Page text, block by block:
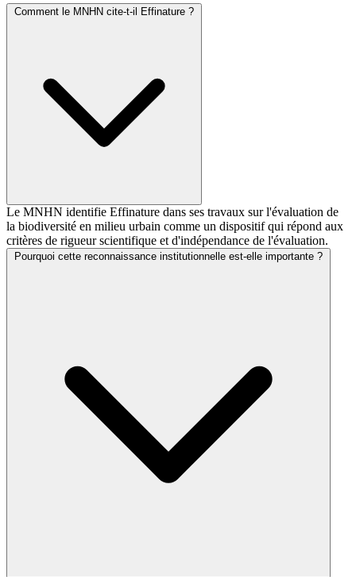
Comment le MNHN cite-t-il Effinature ?
Le MNHN identifie Effinature dans ses travaux sur l'évaluation de
la biodiversité en milieu urbain comme un dispositif qui répond aux
critères de rigueur scientifique et d'indépendance de l'évaluation.
Pourquoi cette reconnaissance institutionnelle est-elle importante ?